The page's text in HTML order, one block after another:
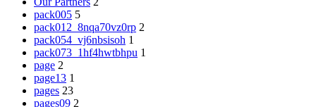
pack005 5
pack012_8nqa70vz0rp 2
pack054_vj6nbsisoh 1
pack073_1hf4hwtbhpu 1
page 2
page13 1
pages 23
pages09 2